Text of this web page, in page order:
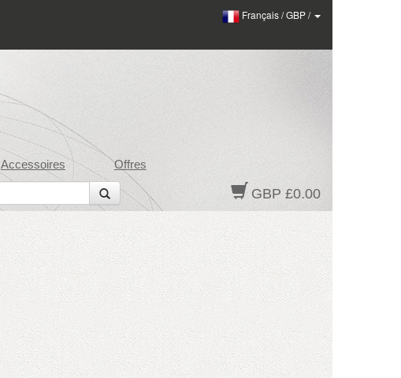
Français/GBP/
Accessoires Offres
GBP £0.00